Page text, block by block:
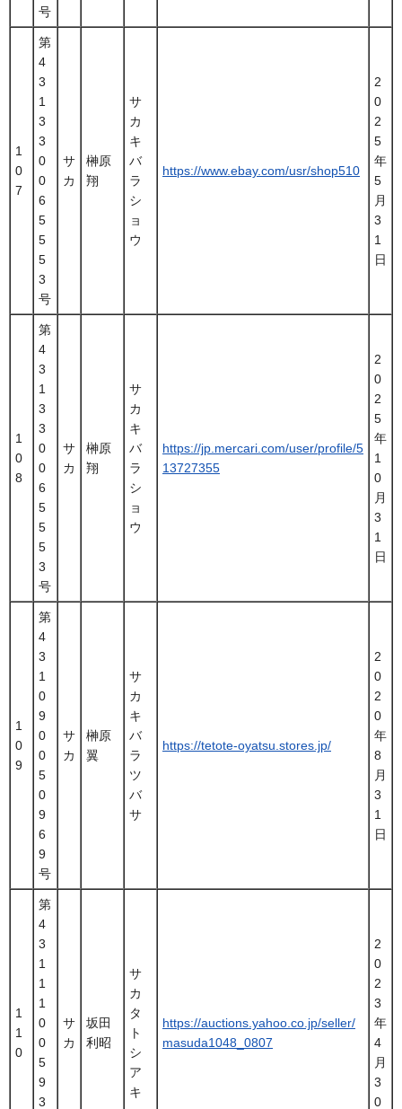
号
1
0
7
第
4
3
1
3
3
0
0
6
5
5
5
3
号
サ
カ
榊原
翔
サ
カ
キ
バ
ラ
シ
ョ
ウ
https://www.ebay.com/usr/shop510
2
0
2
5
年
5
月
3
1
日
1
0
8
第
4
3
1
3
3
0
0
6
5
5
5
3
号
サ
カ
榊原
翔
サ
カ
キ
バ
ラ
シ
ョ
ウ
https://jp.mercari.com/user/profile/5
13727355
2
0
2
5
年
1
0
月
3
1
日
1
0
9
第
4
3
1
0
9
0
0
5
0
9
6
9
号
サ
カ
榊原
翼
サ
カ
キ
バ
ラ
ツ
バ
サ
https://tetote-oyatsu.stores.jp/
2
0
2
0
年
8
月
3
1
日
1
1
0
第
4
3
1
1
1
0
0
5
9
3
サ
カ
坂田
利昭
サ
カ
タ
ト
シ
ア
キ
https://auctions.yahoo.co.jp/seller/
masuda1048_0807
2
0
2
3
年
4
月
3
0